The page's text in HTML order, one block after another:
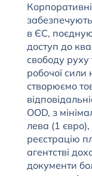
в ЄС,
доступ до
свободу руху
робочої
створюємо
OOD, з
лева (1
реєстрацію
агентстві
документи